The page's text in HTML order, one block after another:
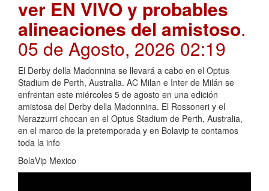
ver EN VIVO y probables
alineaciones del amistoso.
05 de Agosto, 2026 02:19
El Derby della Madonnina se llevará a cabo en el Optus
Stadium de Perth, Australia. AC Milan e Inter de Milán se
enfrentan este miércoles 5 de agosto en una edición
amistosa del Derby della Madonnina. El Rossoneri y el
Nerazzurri chocan en el Optus Stadium de Perth, Australia,
en el marco de la pretemporada y en Bolavip te contamos
toda la info
BolaVip Mexico